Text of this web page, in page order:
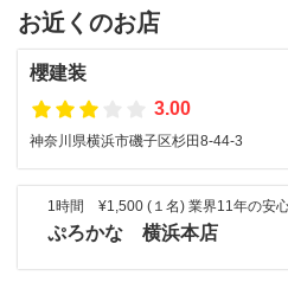
お近くのお店
櫻建装
3.00
神奈川県横浜市磯子区杉田8-44-3
1時間 ¥1,500 (１名) 業界11年の安
ぷろかな 横浜本店